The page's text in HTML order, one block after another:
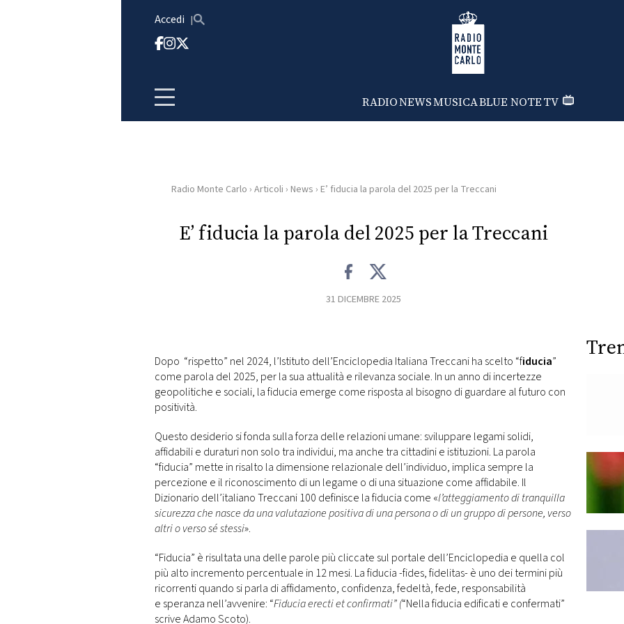
Accedi Radio Monte Carlo
RADIONEWSMUSICABLUE NOTETV
HOME
RADIO
NEWS
FOTO
CONCORSI
EVENTI
VIDEO
TV
PRINCIPATO
Radio Monte Carlo › Articoli › News › E’ fiducia la parola del 2025 per la Treccani
E’ fiducia la parola del 2025 per la Treccani
31 DICEMBRE 2025
Dopo “rispetto” nel 2024, l’Istituto dell’Enciclopedia Italiana Treccani ha scelto “fiducia”
come parola del 2025, per la sua attualità e rilevanza sociale. In un anno di incertezze
geopolitiche e sociali, la fiducia emerge come risposta al bisogno di guardare al futuro con
positività.
Questo desiderio si fonda sulla forza delle relazioni umane: sviluppare legami solidi,
affidabili e duraturi non solo tra individui, ma anche tra cittadini e istituzioni. La parola
“fiducia” mette in risalto la dimensione relazionale dell’individuo, implica sempre la
percezione e il riconoscimento di un legame o di una situazione come affidabile. Il
Dizionario dell’italiano Treccani 100 definisce la fiducia come «l’atteggiamento di tranquilla
sicurezza che nasce da una valutazione positiva di una persona o di un gruppo di persone, verso
altri o verso sé stessi».
“Fiducia” è risultata una delle parole più cliccate sul portale dell’Enciclopedia e quella col
più alto incremento percentuale in 12 mesi. La fiducia -fides, fidelitas- è uno dei termini più
ricorrenti quando si parla di affidamento, confidenza, fedeltà, fede, responsabilità
e speranza nell’avvenire: “Fiducia erecti et confirmati” (“Nella fiducia edificati e confermati”
scrive Adamo Scoto).